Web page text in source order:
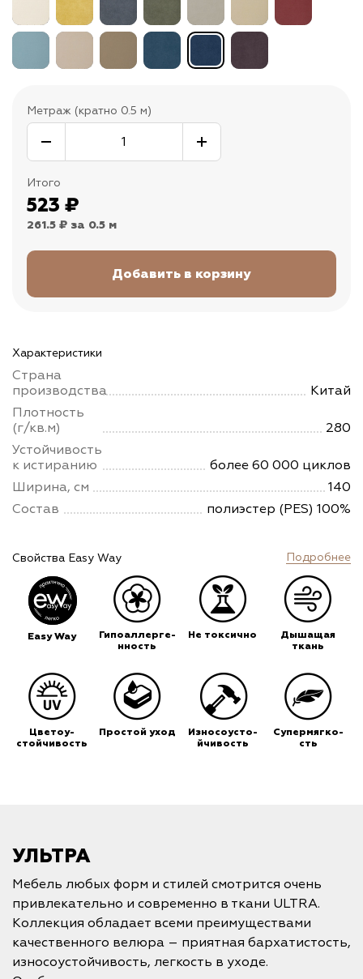
Метраж (кратно 0.5 м)
Итого
523 ₽
261.5 ₽ за 0.5 м
Характеристики
Страна
производства
Китай
Плотность
(г/кв.м)
280
Устойчивость
к истиранию
более 60 000 циклов
Ширина, см
140
Состав
полиэстер (PES) 100%
Свойства Easy Way Подробнее
Easy Way
Гипоаллерге-
нность
Не токсично
Дышащая
ткань
Цветоу-
стойчивость
Простой уход
Износоусто-
йчивость
Супермягко-
сть
УЛЬТРА
Мебель любых форм и стилей смотрится очень
привлекательно и современно в ткани ULTRA.
Коллекция обладает всеми преимуществами
качественного велюра – приятная бархатистость,
износоустойчивость, легкость в уходе.